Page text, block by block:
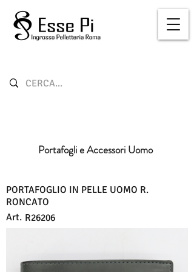
Portafogli e Accessori Uomo
PORTAFOGLIO IN PELLE UOMO R.
RONCATO
Art. R26206